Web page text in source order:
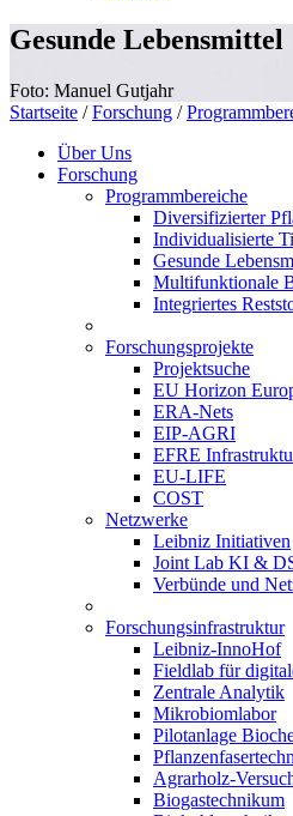
Gesunde Lebensmittel
Foto: Manuel Gutjahr
Startseite / Forschung /
Über Uns
Forschung
Programmbereiche
Diversifizierter
Individualisierte
Gesunde
Multifunktionale
Integriertes
Forschungsprojekte
Projektsuche
EU Horizon
ERA-Nets
EIP-AGRI
EFRE
EU-LIFE
COST
Netzwerke
Leibniz Initiativen
Joint Lab KI &
Verbünde und
Forschungsinfrastruktur
Leibniz-InnoHof
Fieldlab für
Zentrale Analytik
Mikrobiomlabor
Pilotanlage
Agrarholz-
Biogastechnikum